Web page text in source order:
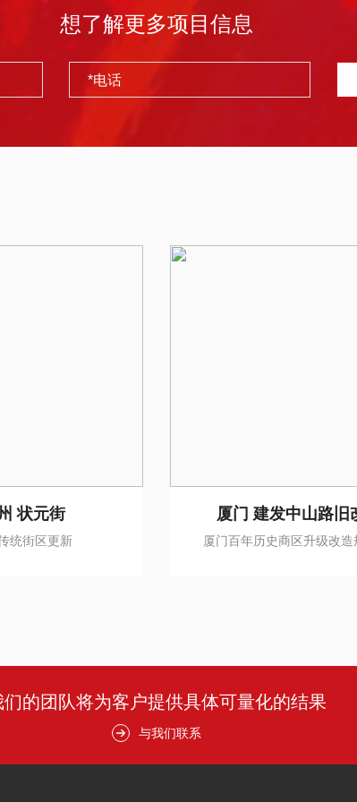
想了解更多项目信息
状元街
统街区更新
厦门 建发中山路旧
厦门百年历史商区升级改造
们的团队将为客户提供具体可量化的结果
与我们联系